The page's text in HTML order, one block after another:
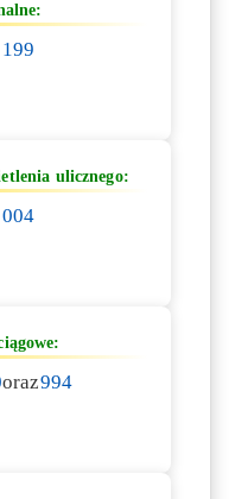
ulicznego:
oraz994